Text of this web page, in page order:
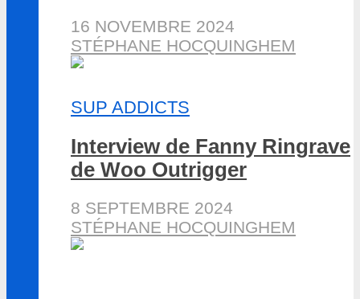
16 NOVEMBRE 2024
STÉPHANE HOCQUINGHEM
SUP ADDICTS
Interview de Fanny Ringrave
de Woo Outrigger
8 SEPTEMBRE 2024
STÉPHANE HOCQUINGHEM